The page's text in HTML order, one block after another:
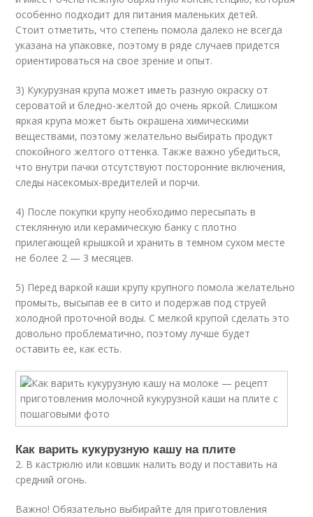
особенно подходит для питания маленьких детей.
Стоит отметить, что степень помола далеко не всегда
указана на упаковке, поэтому в ряде случаев придется
ориентироваться на свое зрение и опыт.
3) Кукурузная крупа может иметь разную окраску от
сероватой и бледно-желтой до очень яркой. Слишком
яркая крупа может быть окрашена химическими
веществами, поэтому желательно выбирать продукт
спокойного желтого оттенка. Также важно убедиться,
что внутри пачки отсутствуют посторонние включения,
следы насекомых-вредителей и порчи.
4) После покупки крупу необходимо пересыпать в
стеклянную или керамическую банку с плотно
прилегающей крышкой и хранить в темном сухом месте
не более 2 — 3 месяцев.
5) Перед варкой каши крупу крупного помола желательно
промыть, высыпав ее в сито и подержав под струей
холодной проточной воды. С мелкой крупой сделать это
довольно проблематично, поэтому лучше будет
оставить ее, как есть.
Как варить кукурузную кашу на плите
2. В кастрюлю или ковшик налить воду и поставить на
средний огонь.
Важно! Обязательно выбирайте для приготовления